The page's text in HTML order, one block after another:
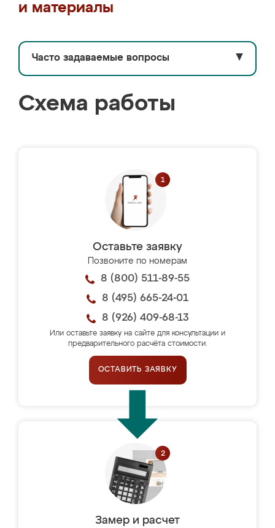
и материалы
Часто задаваемые вопросы ▼
Схема работы
Оставьте заявку
Позвоните по номерам
8 (800) 511-89-55
8 (495) 665-24-01
8 (926) 409-68-13
Или оставьте заявку на сайте для консультации и
предварительного расчёта стоимости.
ОСТАВИТЬ ЗАЯВКУ
Замер и расчет